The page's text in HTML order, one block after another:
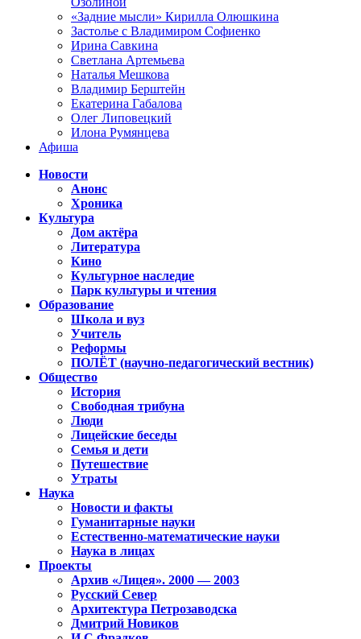
«Задние мысли» Кирилла Олюшкина
Застолье с Владимиром Софиенко
Ирина Савкина
Светлана Артемьева
Наталья Мешкова
Владимир Берштейн
Екатерина Габалова
Олег Липовецкий
Илона Румянцева
Афиша
Новости
Анонс
Хроника
Культура
Дом актёра
Литература
Кино
Культурное наследие
Парк культуры и чтения
Образование
Школа и вуз
Учитель
Реформы
ПОЛЁТ (научно-педагогический вестник)
Общество
История
Свободная трибуна
Люди
Лицейские беседы
Семья и дети
Путешествие
Утраты
Наука
Новости и факты
Гуманитарные науки
Естественно-математические науки
Наука в лицах
Проекты
Архив «Лицея». 2000 — 2003
Русский Север
Архитектура Петрозаводска
Дмитрий Новиков